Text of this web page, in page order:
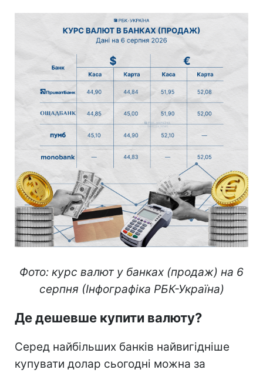
Фото: курс валют у банках (продаж) на 6
серпня (Інфографіка РБК-Україна)
Де дешевше купити валюту?
Серед найбільших банків найвигідніше
купувати долар сьогодні можна за